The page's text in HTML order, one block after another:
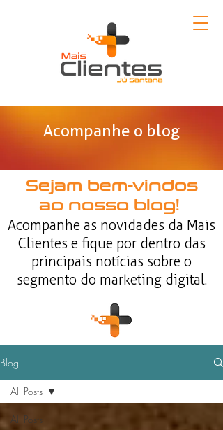
Acompanhe o blog
Sejam bem-vindos
ao nosso blog!
Acompanhe as novidades da Mais
Clientes e fique por dentro das
principais notícias sobre o
segmento do marketing digital.
Blog
All Posts
All Posts